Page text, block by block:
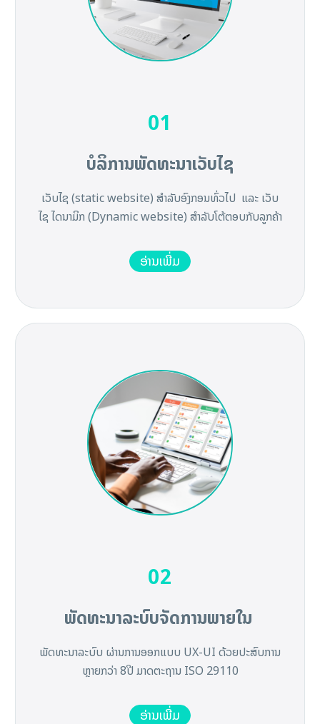
01
ບໍລິການພັດທະນາເວັບໄຊ
ເວັບໄຊ (static website) ສໍາລັບອົງກອນທົ່ວໄປ ແລະ ເວັບ
ໄຊ ໄດນາມິກ (Dynamic website) ສໍາລັບໂຕ້ຕອບກັບລູກຄ້າ
ອ່ານເພີ່ມ
02
ພັດທະນາລະບົບຈັດການພາຍໃນ
ພັດທະນາລະບົບ ຜ່ານການອອກແບບ UX-UI ດ້ວຍປະສົບການ
ຫຼາຍກວ່າ 8ປີ ມາດຕະຖານ ISO 29110
ອ່ານເພີ່ມ